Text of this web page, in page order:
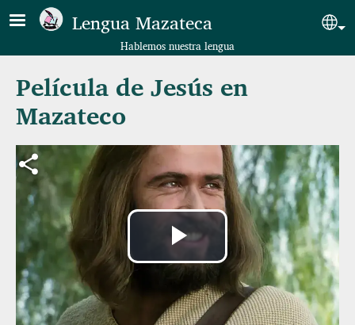
Pasar al contenido principal
Lengua Mazateca
Hablemos nuestra lengua
Película de Jesús en
Mazateco
Reproducir
Vídeo